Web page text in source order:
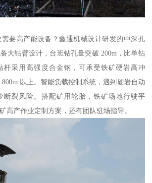
要高产能设备？鑫通机械设计研发的中深孔
大钻臂设计，台班钻孔量突破 200m，比单钻
杆采用高强度合金钢，可承受铁矿硬岩高冲
以上。智能负载控制系统，遇到硬岩自动
断裂风险。搭配矿用轮胎，铁矿场地行驶平
高产作业定制方案，还有团队驻场指导。